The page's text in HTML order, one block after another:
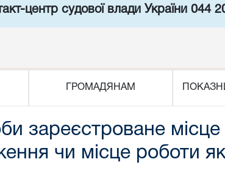
центр судової влади України 044
ГРОМАДЯНАМ
зареєстроване
чи місце роботи